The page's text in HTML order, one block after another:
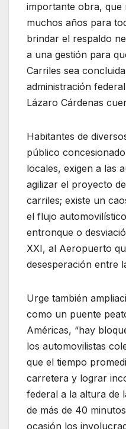
importante obra, que
muchos años para
brindar el respaldo
a una gestión para
Carriles sea
administración
Lázaro Cárdenas
Habitantes de
público
locales, exigen a las
agilizar el proyecto
carriles; existe un
el flujo
entronque o
XXI, al Aeropuerto
desesperación entre
Urge también
como un puente
Américas, “hay
los automovilistas
que el tiempo
carretera y lograr
federal a la altura de
de más de 40
ocasión los